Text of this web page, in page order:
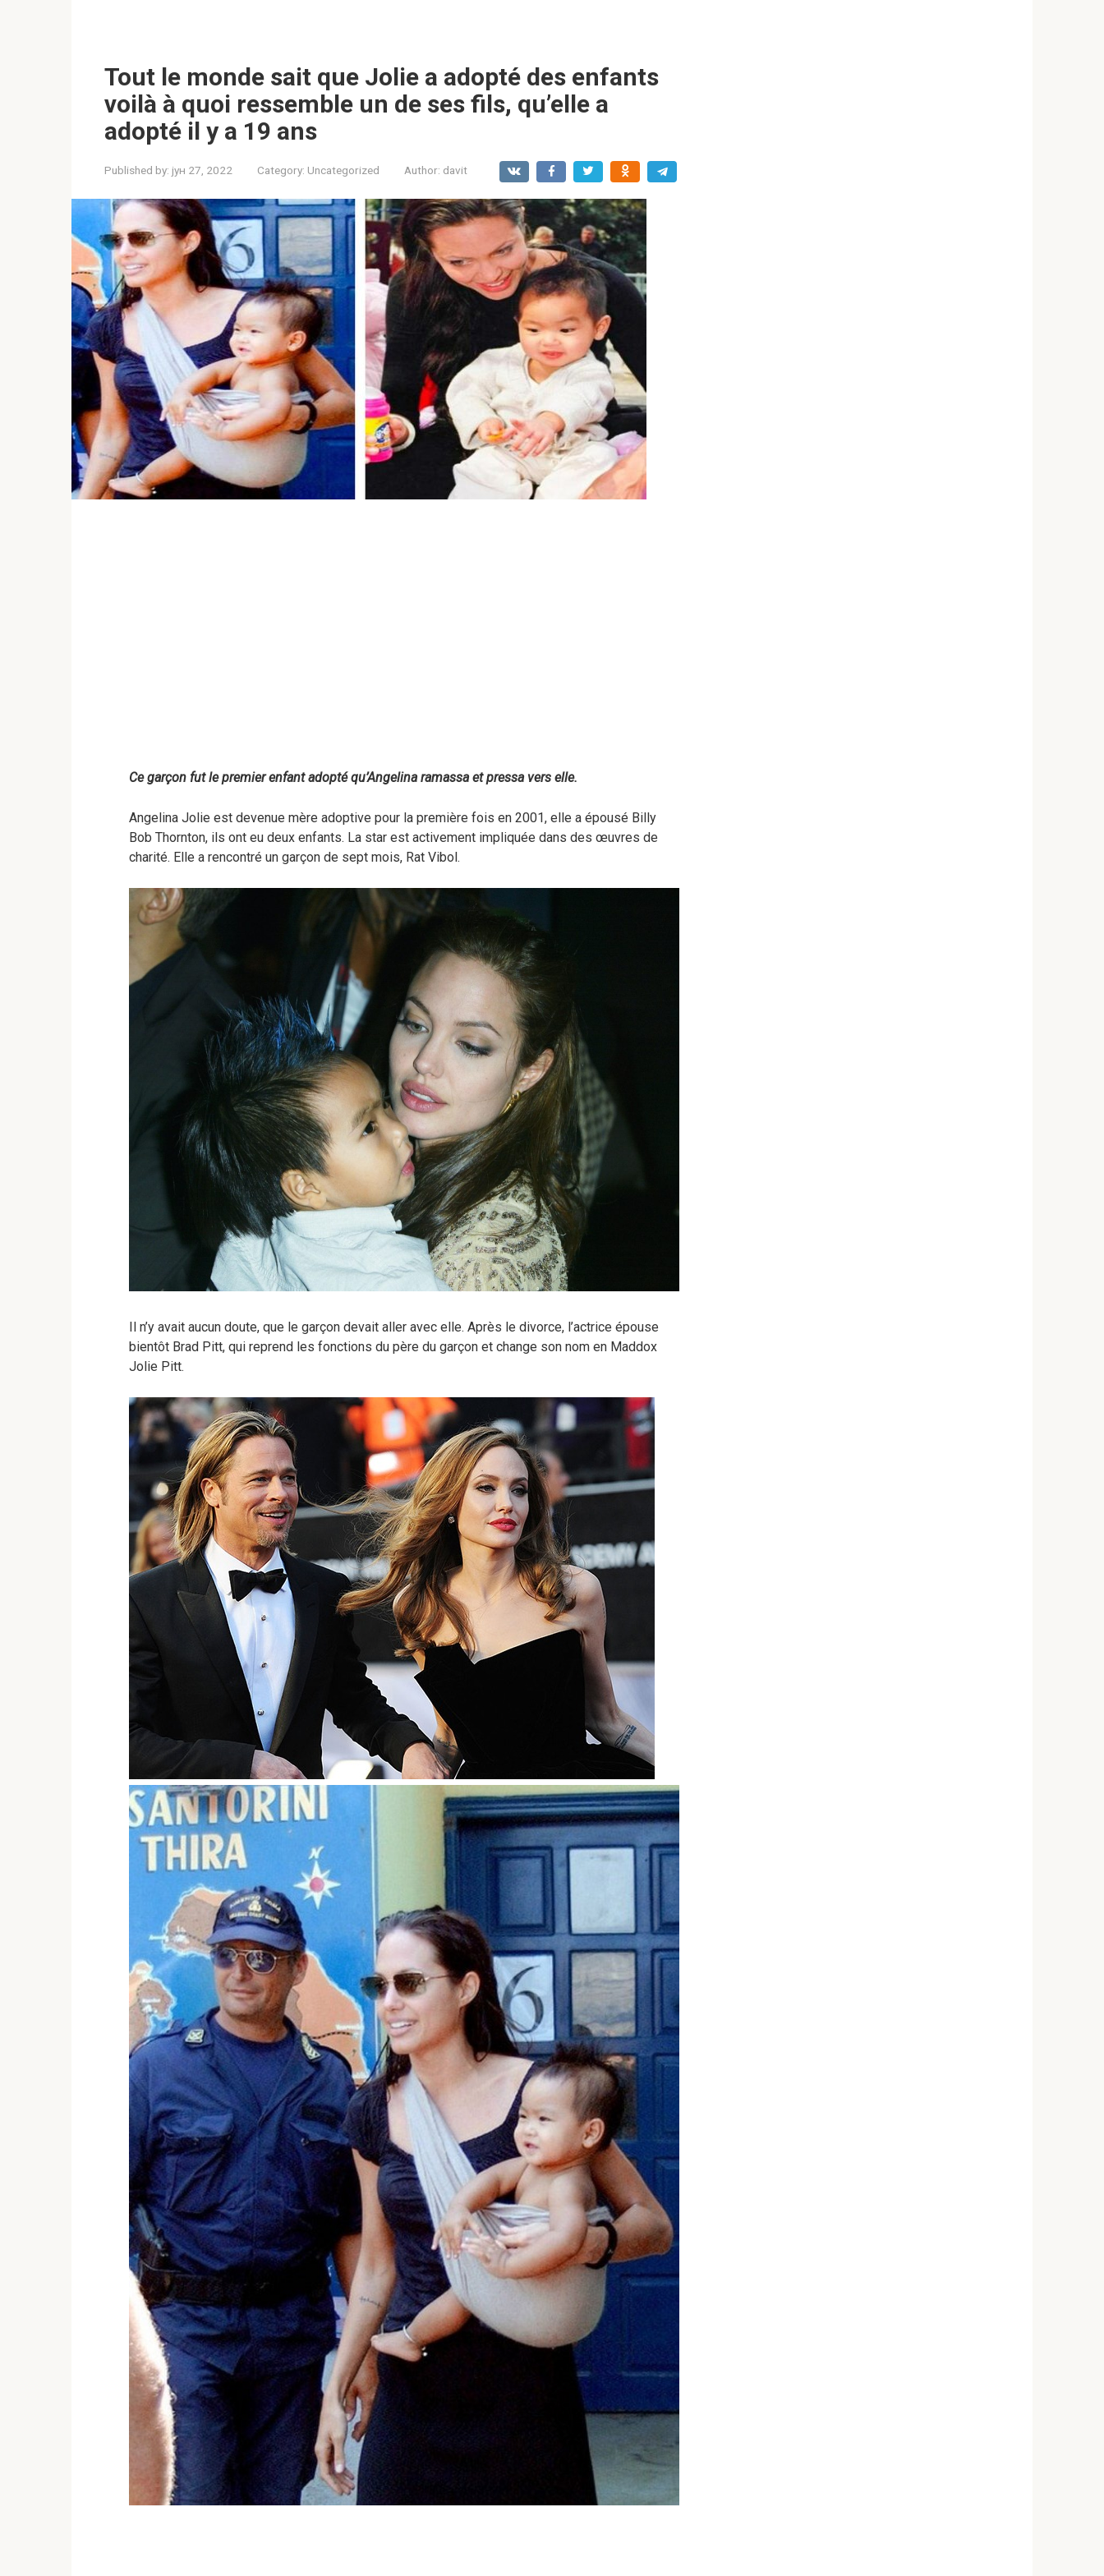
Tout le monde sait que Jolie a adopté des enfants
voilà à quoi ressemble un de ses fils, qu’elle a
adopté il y a 19 ans
Published by: јун 27, 2022 Category: Uncategorized Author: davit
Ce garçon fut le premier enfant adopté qu’Angelina ramassa et pressa vers elle.
Angelina Jolie est devenue mère adoptive pour la première fois en 2001, elle a épousé Billy
Bob Thornton, ils ont eu deux enfants. La star est activement impliquée dans des œuvres de
charité. Elle a rencontré un garçon de sept mois, Rat Vibol.
Il n’y avait aucun doute, que le garçon devait aller avec elle. Après le divorce, l’actrice épouse
bientôt Brad Pitt, qui reprend les fonctions du père du garçon et change son nom en Maddox
Jolie Pitt.